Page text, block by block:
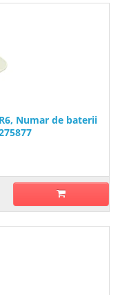
Numar de baterii